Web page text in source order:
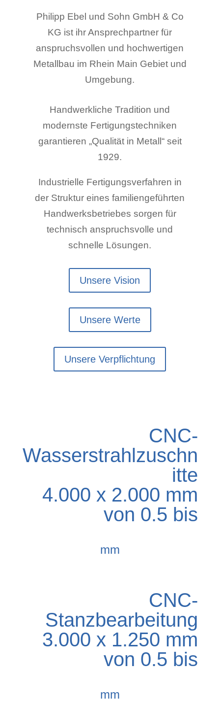
Philipp Ebel und Sohn GmbH & Co
KG ist ihr Ansprechpartner für
anspruchsvollen und hochwertigen
Metallbau im Rhein Main Gebiet und
Umgebung.
Handwerkliche Tradition und
modernste Fertigungstechniken
garantieren „Qualität in Metall“ seit
1929.
Industrielle Fertigungsverfahren in
der Struktur eines familiengeführten
Handwerksbetriebes sorgen für
technisch anspruchsvolle und
schnelle Lösungen.
Unsere Vision
Unsere Werte
Unsere Verpflichtung
CNC-
Wasserstrahlzuschn
itte
4.000 x 2.000 mm
von 0.5 bis
mm
CNC-
Stanzbearbeitung
3.000 x 1.250 mm
von 0.5 bis
mm